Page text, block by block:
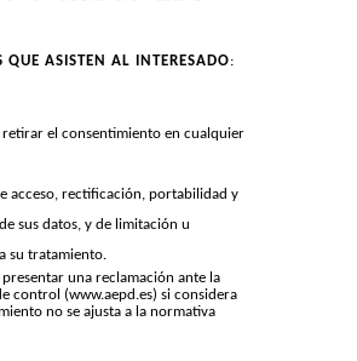
QUE ASISTEN AL INTERESADO:
retirar el consentimiento en cualquier
acceso, rectificación, portabilidad y
sus datos, y de limitación u
su tratamiento.
una reclamación ante la
control (www.aepd.es) si considera
no se ajusta a la normativa